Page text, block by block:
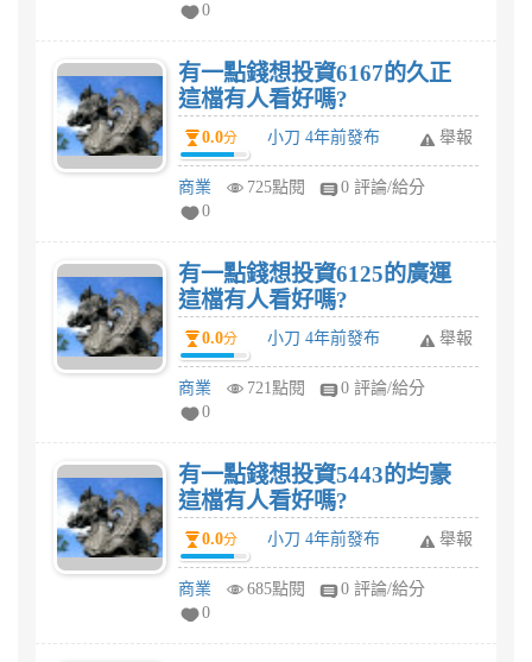
0
有一點錢想投資6167的久正
這檔有人看好嗎?
0.0分 小刀 4年前發布 舉報
商業 725點閱
0 評論/給分
0
有一點錢想投資6125的廣運
這檔有人看好嗎?
0.0分 小刀 4年前發布 舉報
商業 721點閱
0 評論/給分
0
有一點錢想投資5443的均豪
這檔有人看好嗎?
0.0分 小刀 4年前發布 舉報
商業 685點閱
0 評論/給分
0